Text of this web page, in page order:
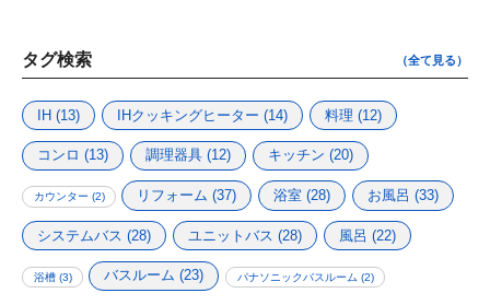
タグ検索 （全て見る）
IH(13) IHクッキングヒーター (14) 料理 (12)
コンロ (13) 調理器具(12) キッチン (20)
カウンター (2) リフォーム (37) 浴室 (28) お風呂 (33)
システムバス (28) ユニットバス (28) 風呂 (22)
浴槽(3) バスルーム (23) パナソニックバスルーム (2)